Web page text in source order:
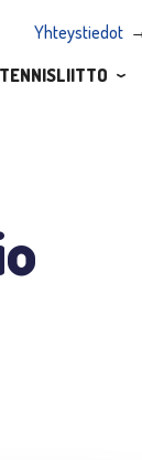
Yhteystiedot
TENNISLIITTO